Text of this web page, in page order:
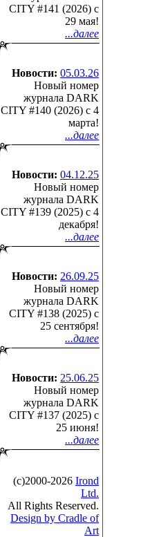
CITY #141 (2026) c
29 мая!
...далее
Новости: 05.03.26
Новый номер
журнала DARK
CITY #140 (2026) c 4
марта!
...далее
Новости: 04.12.25
Новый номер
журнала DARK
CITY #139 (2025) c 4
декабря!
...далее
Новости: 26.09.25
Новый номер
журнала DARK
CITY #138 (2025) c
25 сентября!
...далее
Новости: 25.06.25
Новый номер
журнала DARK
CITY #137 (2025) c
25 июня!
...далее
(с)2000-2026 Irond
Ltd.
All Rights Reserved.
Design by Cradle of
Art